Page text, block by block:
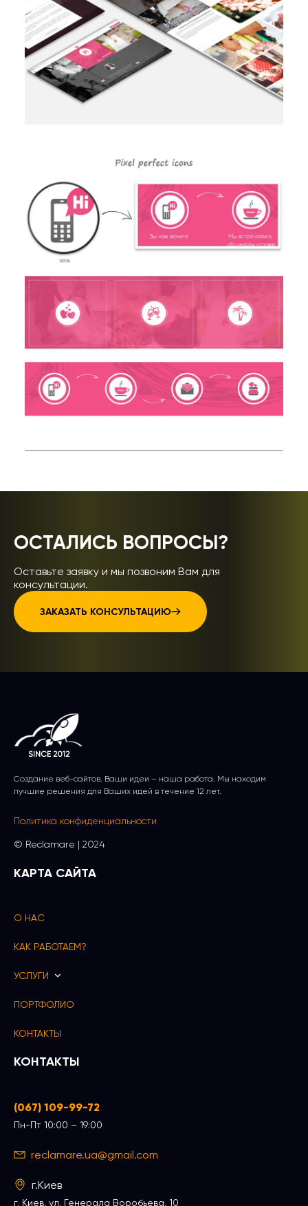
ОСТАЛИСЬ ВОПРОСЫ?
Оставьте заявку и мы позвоним Вам для
консультации.
ЗАКАЗАТЬ КОНСУЛЬТАЦИЮ
Создание веб-сайтов. Ваши идеи – наша работа. Мы находим
лучшие решения для Ваших идей в течение 12 лет.
Политика конфиденциальности
© Reсlamare | 2024
КАРТА САЙТА
О НАС
КАК РАБОТАЕМ?
УСЛУГИ
ПОРТФОЛИО
КОНТАКТЫ
КОНТАКТЫ
(067) 109-99-72
Пн-Пт 10:00 – 19:00
reclamare.ua@gmail.com
г.Киев
г. Киев, ул. Генерала Воробьева, 10